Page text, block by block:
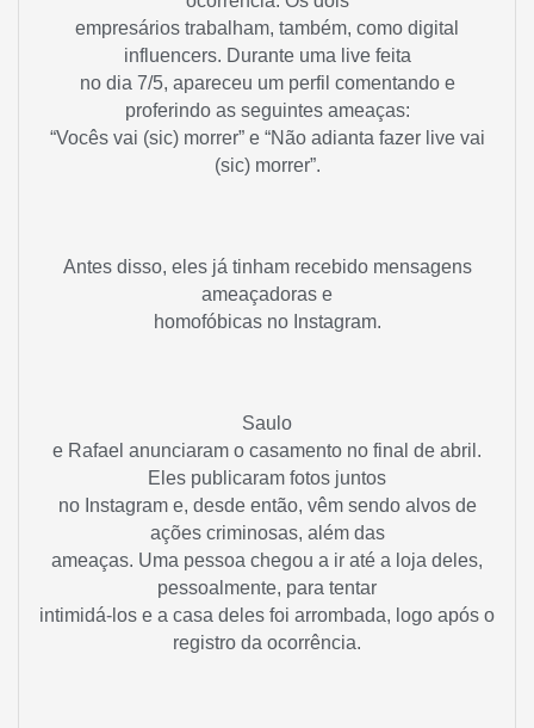
empresários trabalham, também, como digital
influencers. Durante uma live feita
no dia 7/5, apareceu um perfil comentando e
proferindo as seguintes ameaças:
“Vocês vai (sic) morrer” e “Não adianta fazer live vai
(sic) morrer”.
Antes disso, eles já tinham recebido mensagens
ameaçadoras e
homofóbicas no Instagram.
Saulo
e Rafael anunciaram o casamento no final de abril.
Eles publicaram fotos juntos
no Instagram e, desde então, vêm sendo alvos de
ações criminosas, além das
ameaças. Uma pessoa chegou a ir até a loja deles,
pessoalmente, para tentar
intimidá-los e a casa deles foi arrombada, logo após o
registro da ocorrência.